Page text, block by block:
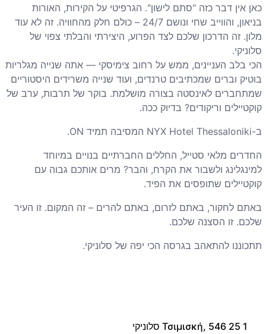
1 Τσιμισκή, 546 25 סלוניקי
כאן אין דבר כזה "סתם לישון". הגרפיטי על הקירות, האורות
בניאון, והווייב שחי ונושם 24/7 – כולם חלק מהחוויה. זה לא עוד
מלון. זה הדרכון שלכם לצד הפרוע, היצירתי והבלתי צפוי של
סלוניקי.
הכי בלב העניינים, ממש על רחוב צימיסקי — אתה שנייה מגלריות
בוטיק וברים שמכתיבים טרנדים, ועוד שנייה משרידים היסטוריים
שמתחברים לאינסטה בצורה מושלמת. בוקר של תרבות, ערב של
קוקטיילים וריקודים? בדיוק ככה.
ב-NYX Hotel Thessaloniki המסיבה תמיד ON.
החדרים מלאי סטייל, החללים החברתיים בנויים במיוחד
למינגלינג ולשבור את הקרח, והבר? מרים אותכם גבוה עם
קוקטיילים שתופסים את הפיד.
באתם לחקור, באתם לזרום, באתם להרים – זה המקום. זו העיר
שלכם. זו הסצנה שלכם.
תתכוננו להתאהב בגרסה הכי יפה של סלוניקי.